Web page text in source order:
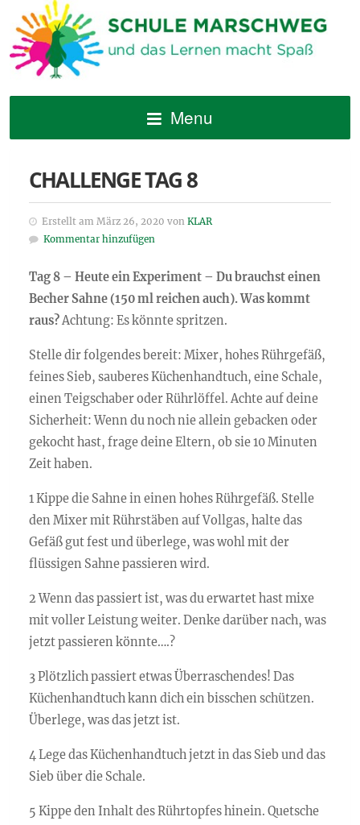
Menu
CHALLENGE TAG 8
Erstellt am März 26, 2020 von KLAR
Kommentar hinzufügen
Tag 8 – Heute ein Experiment – Du brauchst einen
Becher Sahne (150 ml reichen auch). Was kommt
raus?Achtung: Es könnte spritzen.
Stelle dir folgendes bereit: Mixer, hohes Rührgefäß,
feines Sieb, sauberes Küchenhandtuch, eine Schale,
einen Teigschaber oder Rührlöffel. Achte auf deine
Sicherheit: Wenn du noch nie allein gebacken oder
gekocht hast, frage deine Eltern, ob sie 10 Minuten
Zeit haben.
1 Kippe die Sahne in einen hohes Rührgefäß. Stelle
den Mixer mit Rührstäben auf Vollgas, halte das
Gefäß gut fest und überlege, was wohl mit der
flüssigen Sahne passieren wird.
2 Wenn das passiert ist, was du erwartet hast mixe
mit voller Leistung weiter. Denke darüber nach, was
jetzt passieren könnte….?
3 Plötzlich passiert etwas Überraschendes! Das
Küchenhandtuch kann dich ein bisschen schützen.
Überlege, was das jetzt ist.
4 Lege das Küchenhandtuch jetzt in das Sieb und das
Sieb über die Schale.
5 Kippe den Inhalt des Rührtopfes hinein. Quetsche